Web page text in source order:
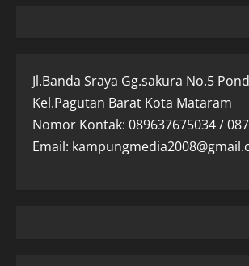
Jl.Banda Sraya Gg.sakura No.5
Kel.Pagutan Barat Kota Mataram
Nomor Kontak: 089637675034 /
Email: